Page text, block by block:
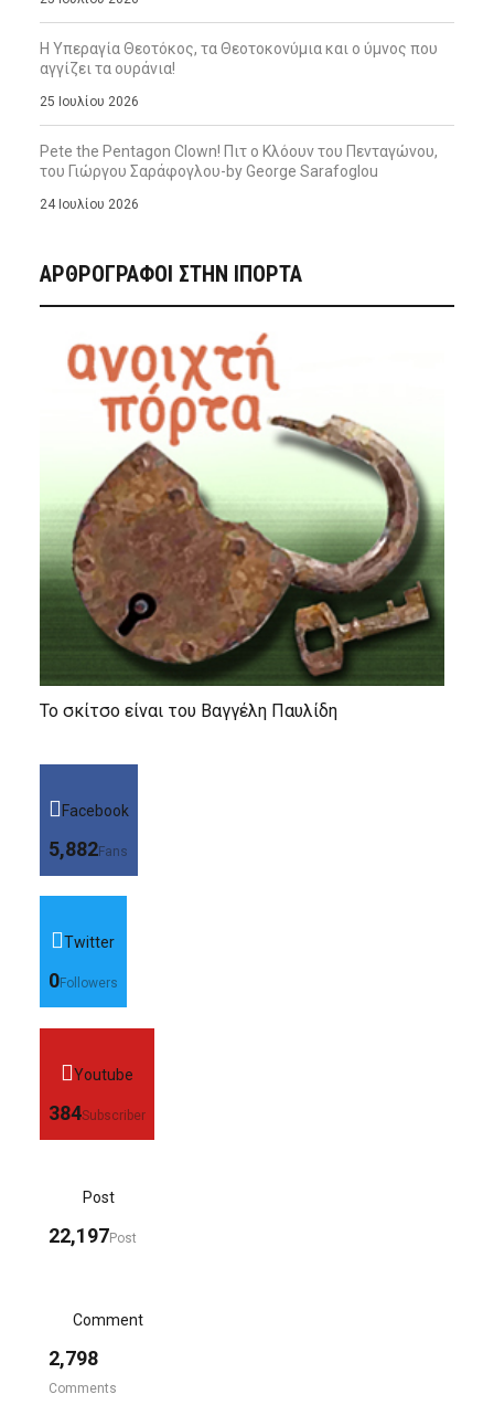
Η Υπεραγία Θεοτόκος, τα Θεοτοκονύμια και ο ύμνος που
αγγίζει τα ουράνια!
25 Ιουλίου 2026
Pete the Pentagon Clown! Πιτ ο Κλόουν του Πενταγώνου,
του Γιώργου Σαράφογλου-by George Sarafoglou
24 Ιουλίου 2026
ΑΡΘΡΟΓΡΑΦΟΙ ΣΤΗΝ IΠΟΡΤΑ
Το σκίτσο είναι του Βαγγέλη Παυλίδη
Facebook
5,882Fans
Twitter
0Followers
Youtube
384Subscriber
Post
22,197Post
Comment
2,798
Comments